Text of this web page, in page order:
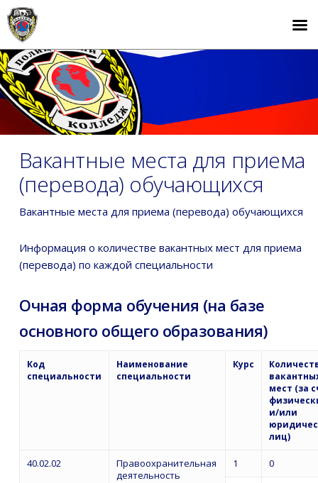
Вакантные места для приема
(перевода) обучающихся
Вакантные места для приема (перевода) обучающихся
Информация о количестве вакантных мест для приема
(перевода) по каждой специальности
Очная форма обучения (на базе
основного общего образования)
Код
специальности
Наименование
специальности
Курс
мест (за
и/или
лиц)
40.02.02
Правоохранительная
деятельность
1 0